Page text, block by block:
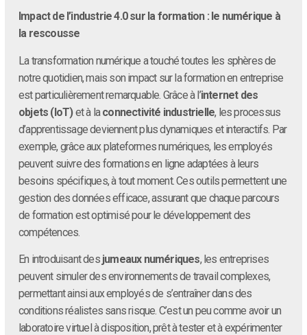
Impact de l’industrie 4.0 sur la formation : le numérique à
la rescousse
La transformation numérique a touché toutes les sphères de
notre quotidien, mais son impact sur la formation en entreprise
est particulièrement remarquable. Grâce à l’internet des
objets (IoT)et à laconnectivité industrielle, les processus
d’apprentissage deviennent plus dynamiques et interactifs. Par
exemple, grâce aux plateformes numériques, les employés
peuvent suivre des formations en ligne adaptées à leurs
besoins spécifiques, à tout moment. Ces outils permettent une
gestion des données efficace, assurant que chaque parcours
de formation est optimisé pour le développement des
compétences.
En introduisant des jumeaux numériques, les entreprises
peuvent simuler des environnements de travail complexes,
permettant ainsi aux employés de s’entraîner dans des
conditions réalistes sans risque. C’est un peu comme avoir un
laboratoire virtuel à disposition, prêt à tester et à expérimenter